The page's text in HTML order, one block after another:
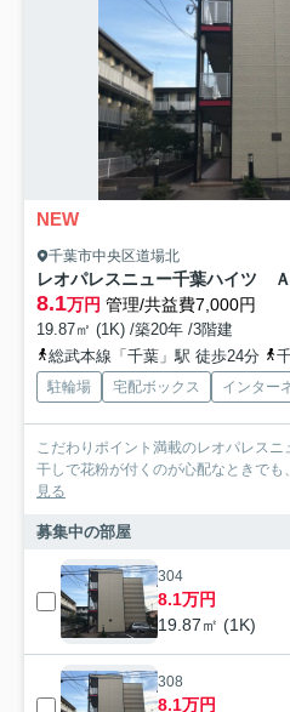
NEW
千葉市中央区道場北
レオパレスニュー千葉ハイツ Ａ
8.1万円 管理/共益費7,000円
19.87㎡ (1K) /築20年 /3階建
総武本線「千葉」駅 徒歩24分
駐輪場 宅配ボックス インター
こだわりポイント満載のレオパレス
干しで花粉が付くのが心配なときでも
見る
募集中の部屋
304
8.1万円
19.87㎡ (1K)
308
8.1万円